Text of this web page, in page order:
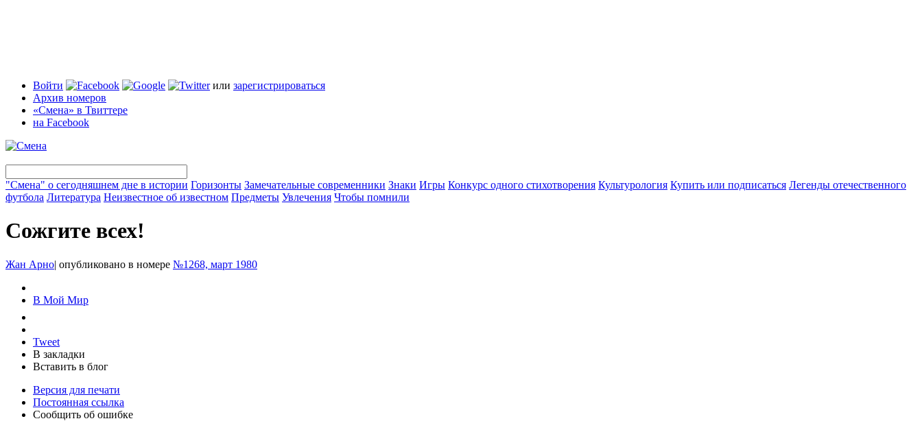
Войти или зарегистрироваться
Архив номеров
«Смена» в Твиттере
на Facebook
"Смена" о сегодняшнем дне в истории Горизонты Замечательные современники Знаки Игры Конкурс одного стихотворения Культурология Купить или подписаться Легенды отечественного
футбола Литература Неизвестное об известном Предметы Увлечения Чтобы помнили
Сожгите всех!
Жан Арно| опубликовано в номере №1268, март 1980
В Мой Мир
Tweet
В закладки
Вставить в блог
Версия для печати
Постоянная ссылка
Сообщить об ошибке